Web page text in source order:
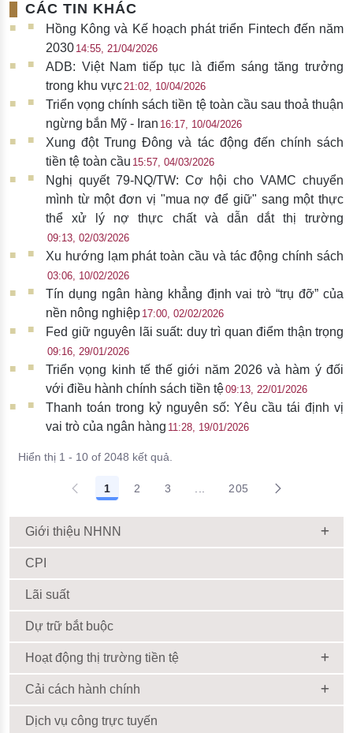
CÁC TIN KHÁC
Hồng Kông và Kế hoạch phát triển Fintech đến năm
2030 14:55, 21/04/2026
ADB: Việt Nam tiếp tục là điểm sáng tăng trưởng
trong khu vực21:02, 10/04/2026
Triển vọng chính sách tiền tệ toàn cầu sau thoả thuận
ngừng bắn Mỹ - Iran 16:17, 10/04/2026
Xung đột Trung Đông và tác động đến chính sách
tiền tệ toàn cầu 15:57, 04/03/2026
Nghị quyết 79-NQ/TW: Cơ hội cho VAMC chuyển
mình từ một đơn vị "mua nợ để giữ" sang một thực
thể xử lý nợ thực chất và dẫn dắt thị trường
09:13, 02/03/2026
Xu hướng lạm phát toàn cầu và tác động chính sách
03:06, 10/02/2026
Tín dụng ngân hàng khẳng định vai trò “trụ đỡ” của
nền nông nghiệp 17:00, 02/02/2026
Fed giữ nguyên lãi suất: duy trì quan điểm thận trọng
09:16, 29/01/2026
Triển vọng kinh tế thế giới năm 2026 và hàm ý đối
với điều hành chính sách tiền tệ09:13, 22/01/2026
Thanh toán trong kỷ nguyên số: Yêu cầu tái định vị
vai trò của ngân hàng 11:28, 19/01/2026
Hiển thị 1 - 10 of 2048 kết quả.
1 2 3 205
Giới thiệu NHNN
CPI
Lãi suất
Dự trữ bắt buộc
Hoạt động thị trường tiền tệ
Cải cách hành chính
Dịch vụ công trực tuyến